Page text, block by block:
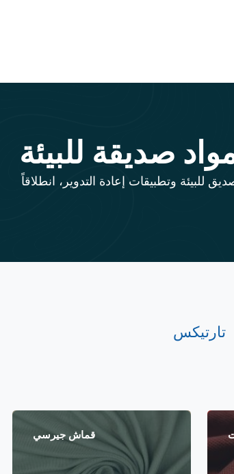
صديقة للبيئة
للبيئة وتطبيقات إعادة التدوير، انطلاقاً
تارتيكس
قماش جيرسي